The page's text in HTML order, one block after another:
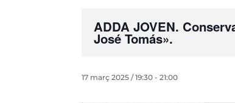
ADDA JOVEN.
José Tomás».
17 març 2025 / 19:30 -21:00